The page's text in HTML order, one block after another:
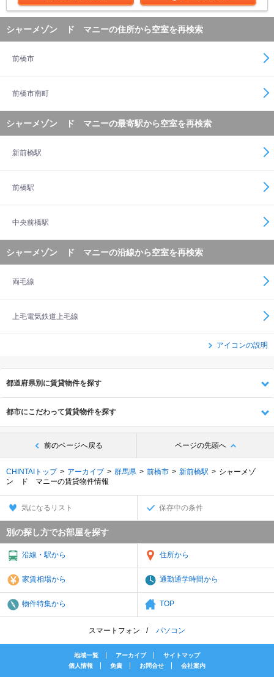
シャーメゾン ド マニーの住所から空室を再検索
前橋市
前橋市南町
シャーメゾン ド マニーの最寄駅から空室を再検索
新前橋駅
前橋駅
中央前橋駅
シャーメゾン ド マニーの沿線から空室を再検索
両毛線
上毛電気鉄道上毛線
アイコンの説明
都道府県別に賃貸物件を探す
都市にこだわって賃貸物件を探す
前のページへ戻る ページの先頭へ
CHINTAIトップ アーカイブ 群馬県 前橋市 新前橋駅
シャーメゾ
ン ド マニーの賃貸物件情報
気になるリスト 保存中の条件
別の探し方でお部屋を探す
沿線・駅から 住所から
家賃相場から 通勤通学時間から
物件特集から TOP
スマートフォン パソコン
地域一覧 アーカイブ
サイトマップ
個人情報
免責 お問合せ 会社案内